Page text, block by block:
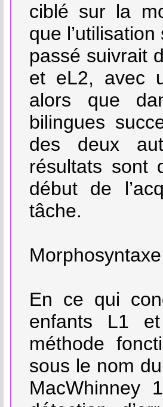
ciblé sur la
que
passé suivrait
et eL2, avec
alors que
bilingues
des deux
résultats sont
début de
tâche.
En ce qui
enfants L1
méthode
sous le nom
MacWhinney